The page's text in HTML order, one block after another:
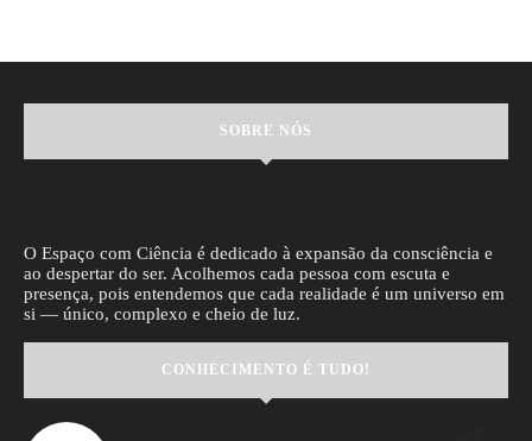
SOBRE NÓS
O Espaço com Ciência é dedicado à expansão da consciência e
ao despertar do ser. Acolhemos cada pessoa com escuta e
presença, pois entendemos que cada realidade é um universo em
si — único, complexo e cheio de luz.
CONHECIMENTO É TUDO!